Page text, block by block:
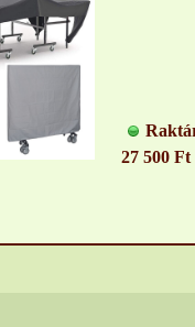
27 500 Ft